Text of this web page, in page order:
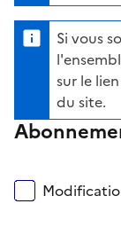
Si vous
sur le
du site.